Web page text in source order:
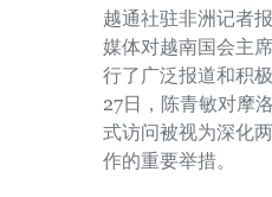
越通社驻非洲记者
媒体对越南国会主
行了广泛报道和积
27日，陈青敏对摩
式访问被视为深化
作的重要举措。